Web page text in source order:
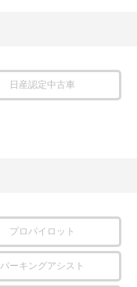
日産認定中古車
プロパイロット
パーキングアシスト